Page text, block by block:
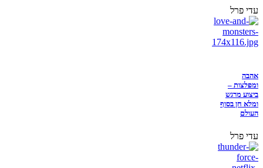
עדי פרל
אהבה
ומפלצות –
ביצוע מרגש
ומלא חן בסוף
העולם
עדי פרל